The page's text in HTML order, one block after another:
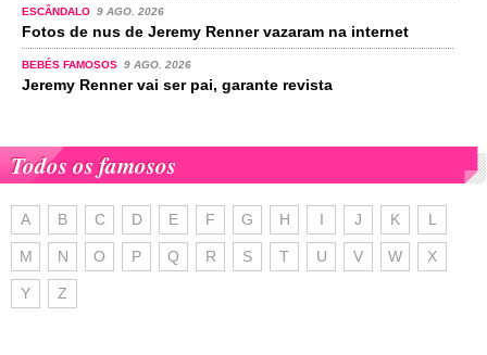
ESCÂNDALO 9 AGO. 2026
Fotos de nus de Jeremy Renner vazaram na internet
BEBÉS FAMOSOS 9 AGO. 2026
Jeremy Renner vai ser pai, garante revista
Todos os famosos
A B C D E F G H I J K L
M N O P Q R S T U V W X
Y Z